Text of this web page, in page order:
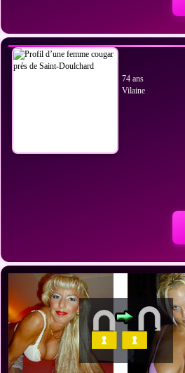
74 ans
Vilaine